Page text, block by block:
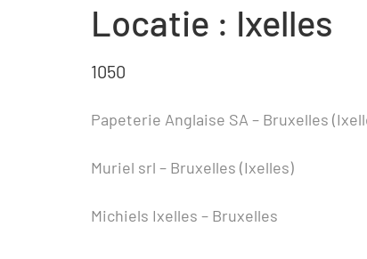
Locatie : Ixelles
1050
Papeterie Anglaise SA – Bruxelles
Muriel srl – Bruxelles (Ixelles)
Michiels Ixelles – Bruxelles